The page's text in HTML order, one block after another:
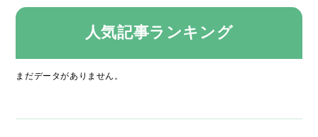
人気記事ランキング
まだデータがありません。